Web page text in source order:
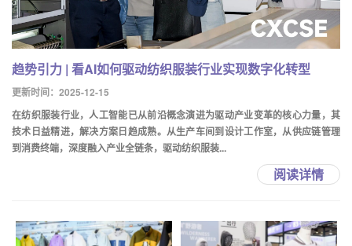
趋势引力 | 看AI如何驱动纺织服装行业实现数字化转型
更新时间：2025-12-15
在纺织服装行业，人工智能已从前沿概念演进为驱动产业变革的核心力量，其
技术日益精进，解决方案日趋成熟。从生产车间到设计工作室，从供应链管理
到消费终端，深度融入产业全链条，驱动纺织服装...
阅读详情